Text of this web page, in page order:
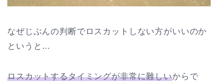
なぜじぶんの判断でロスカットしない方がいいのか
というと…
ロスカットするタイミングが非常に難しいからで